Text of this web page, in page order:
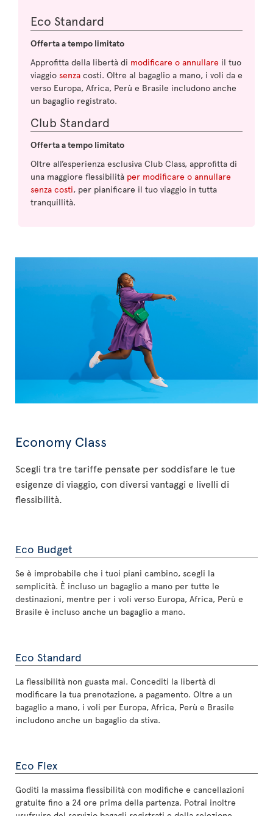
Eco Standard
Offerta a tempo limitato
Approfitta della libertà di modificare o annullare il tuo
viaggio senza costi. Oltre al bagaglio a mano, i voli da e
verso Europa, Africa, Perù e Brasile includono anche
un bagaglio registrato.
Club Standard
Offerta a tempo limitato
Oltre all’esperienza esclusiva Club Class, approfitta di
una maggiore flessibilità per modificare o annullare
senza costi, per pianificare il tuo viaggio in tutta
tranquillità.
Economy Class
Scegli tra tre tariffe pensate per soddisfare le tue
esigenze di viaggio, con diversi vantaggi e livelli di
flessibilità.
Eco Budget
Se è improbabile che i tuoi piani cambino, scegli la
semplicità. È incluso un bagaglio a mano per tutte le
destinazioni, mentre per i voli verso Europa, Africa, Perù e
Brasile è incluso anche un bagaglio a mano.
Eco Standard
La flessibilità non guasta mai. Concediti la libertà di
modificare la tua prenotazione, a pagamento. Oltre a un
bagaglio a mano, i voli per Europa, Africa, Perù e Brasile
includono anche un bagaglio da stiva.
Eco Flex
Goditi la massima flessibilità con modifiche e cancellazioni
gratuite fino a 24 ore prima della partenza. Potrai inoltre